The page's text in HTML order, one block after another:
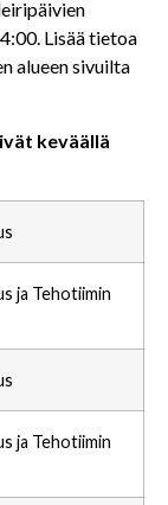
Lisää tietoa
alueen sivuilta
keväällä
ja Tehotiimin
ja Tehotiimin